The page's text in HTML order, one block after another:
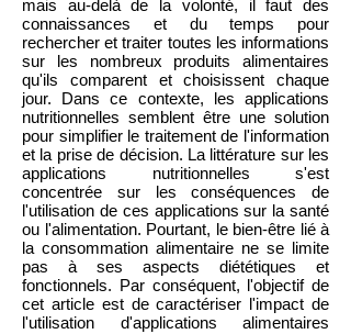
mais au-delà de la volonté, il faut des
connaissances et du temps pour
rechercher et traiter toutes les informations
sur les nombreux produits alimentaires
qu'ils comparent et choisissent chaque
jour. Dans ce contexte, les applications
nutritionnelles semblent être une solution
pour simplifier le traitement de l'information
et la prise de décision. La littérature sur les
applications nutritionnelles s'est
concentrée sur les conséquences de
l'utilisation de ces applications sur la santé
ou l'alimentation. Pourtant, le bien-être lié à
la consommation alimentaire ne se limite
pas à ses aspects diététiques et
fonctionnels. Par conséquent, l'objectif de
cet article est de caractériser l'impact de
l'utilisation d'applications alimentaires